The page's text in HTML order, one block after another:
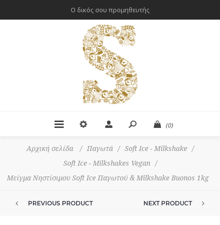
Ο δικός σου προμηθευτής
(0)
Αρχική σελίδα / Παγωτά / Soft Ice - Milkshake
/
Soft Ice - Milkshakes Vegan
/
Μείγμα Νηστίσιμου Soft Ice Παγωτού & Milkshake Buonos 1kg
PREVIOUS PRODUCT NEXT PRODUCT